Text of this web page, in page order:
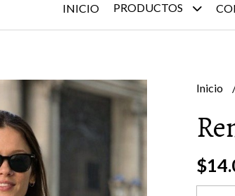
INICIO PRODUCTOS
Inicio